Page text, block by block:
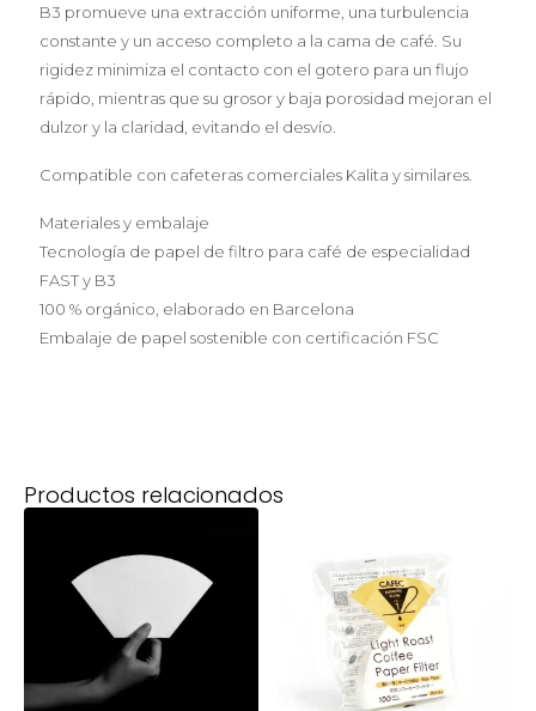
B3 promueve una extracción uniforme, una turbulencia
constante y un acceso completo a la cama de café. Su
rigidez minimiza el contacto con el gotero para un flujo
rápido, mientras que su grosor y baja porosidad mejoran el
dulzor y la claridad, evitando el desvío.
Compatible con cafeteras comerciales Kalita y similares.
Materiales y embalaje
Tecnología de papel de filtro para café de especialidad
FAST y B3
100 % orgánico, elaborado en Barcelona
Embalaje de papel sostenible con certificación FSC
Productos relacionados